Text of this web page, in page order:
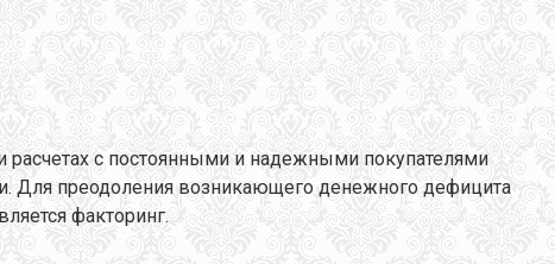
расчетах с постоянными и надежными покупателями
Для преодоления возникающего денежного дефицита
факторинг.